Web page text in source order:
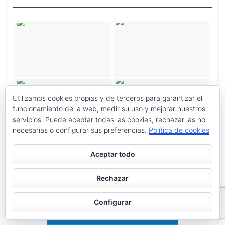
Utilizamos cookies propias y de terceros para garantizar el
funcionamiento de la web, medir su uso y mejorar nuestros
servicios. Puede aceptar todas las cookies, rechazar las no
necesarias o configurar sus preferencias. Política de cookies
Aceptar todo
Rechazar
Configurar